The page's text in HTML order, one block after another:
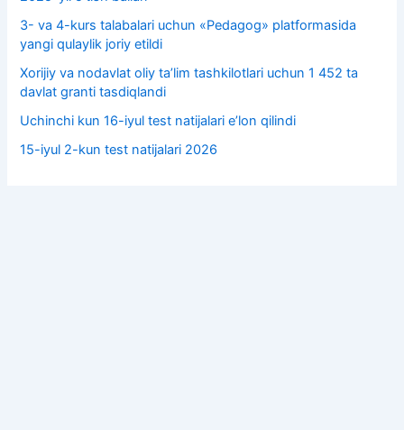
3- va 4-kurs talabalari uchun «Pedagog» platformasida
yangi qulaylik joriy etildi
Xorijiy va nodavlat oliy taʼlim tashkilotlari uchun 1 452 ta
davlat granti tasdiqlandi
Uchinchi kun 16-iyul test natijalari e’lon qilindi
15-iyul 2-kun test natijalari 2026